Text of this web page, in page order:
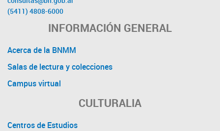
(5411) 4808-6000
INFORMACIÓN GENERAL
Acerca de la BNMM
Salas de lectura y colecciones
Campus virtual
CULTURALIA
Centros de Estudios